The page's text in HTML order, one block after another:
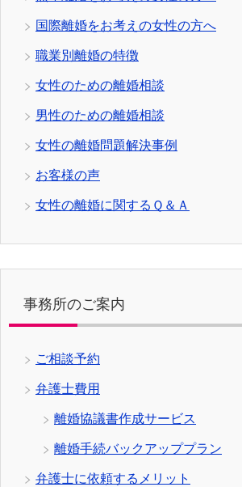
国際離婚をお考えの女性の方へ
職業別離婚の特徴
女性のための離婚相談
男性のための離婚相談
女性の離婚問題解決事例
お客様の声
女性の離婚に関するＱ＆Ａ
事務所のご案内
ご相談予約
弁護士費用
離婚協議書作成サービス
離婚手続バックアッププラン
弁護士に依頼するメリット